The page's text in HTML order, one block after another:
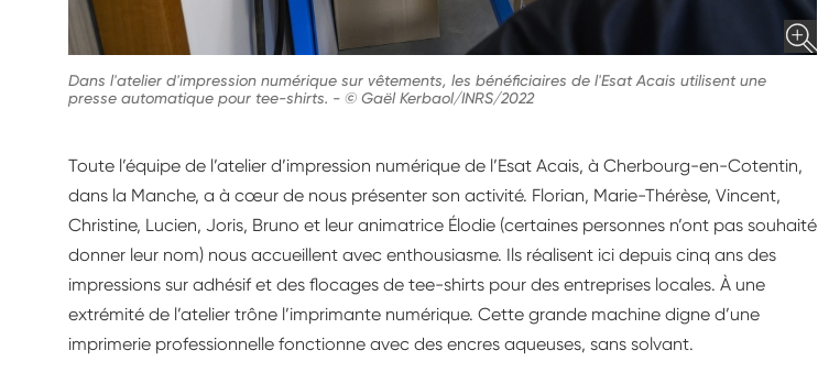
Dans l'atelier d'impression numérique sur vêtements, les bénéficiaires de l'Esat Acais utilisent une
presse automatique pour tee-shirts. - © Gaël Kerbaol/INRS/2022
Toute l’équipe de l’atelier d’impression numérique de l’Esat Acais, à Cherbourg-en-Cotentin,
dans la Manche, a à cœur de nous présenter son activité. Florian, Marie-Thérèse, Vincent,
Christine, Lucien, Joris, Bruno et leur animatrice Élodie (certaines personnes n’ont pas souhaité
donner leur nom) nous accueillent avec enthousiasme. Ils réalisent ici depuis cinq ans des
impressions sur adhésif et des flocages de tee-shirts pour des entreprises locales. À une
extrémité de l’atelier trône l’imprimante numérique. Cette grande machine digne d’une
imprimerie professionnelle fonctionne avec des encres aqueuses, sans solvant.